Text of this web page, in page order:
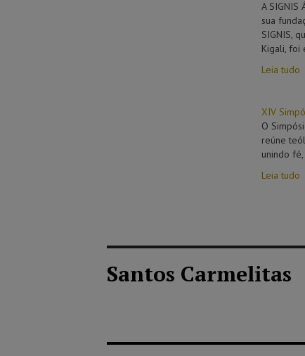
A SIGNIS
sua
SIGNIS,
Kigali, foi
Leia tudo
XIV
O
reúne
unindo
Leia tudo
Santos Carmelitas